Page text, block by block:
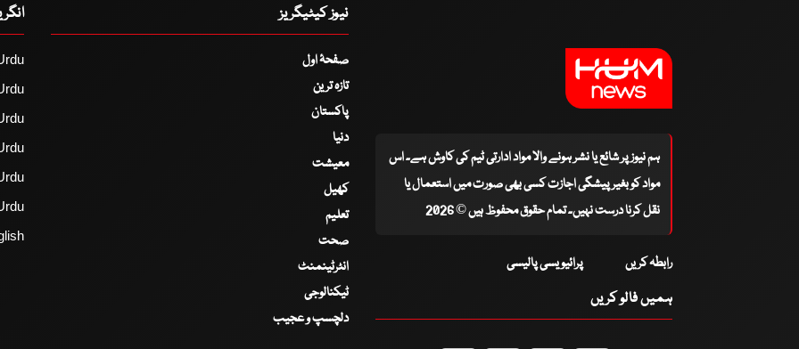
ہم نیوز پر شائع یا نشر ہونے والا مواد ادارتی ٹیم کی کاوش ہے۔ اس
مواد کو بغیر پیشگی اجازت کسی بھی صورت میں استعمال یا
نقل کرنا درست نہیں۔ تمام حقوق محفوظ ہیں © 2026
رابطہ کریں پرائیویسی پالیسی
ہمیں فالو کریں
نیوز کیٹیگریز
صفحۂ اول
تازہ ترین
پاکستان
دنیا
معیشت
کھیل
تعلیم
صحت
انٹرٹینمنٹ
ٹیکنالوجی
دلچسپ و عجیب